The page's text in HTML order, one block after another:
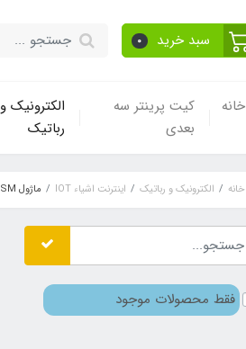
سبد خرید 0
خانه
کیت پرینتر سه
بعدی
الکترونیک و
رباتیک
خانه الکترونیک و رباتیک اینترنت اشیاء IOT ماژول GSM و GPRS
فقط محصولات موجود